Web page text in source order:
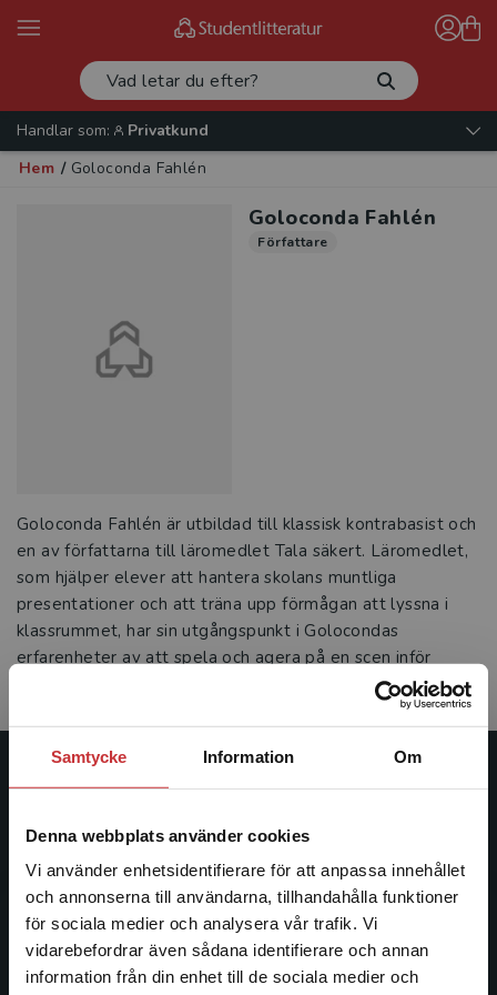
Samtycke Information Om
Denna webbplats använder cookies
Vi använder enhetsidentifierare för att anpassa innehållet
och annonserna till användarna, tillhandahålla funktioner
för sociala medier och analysera vår trafik. Vi
vidarebefordrar även sådana identifierare och annan
information från din enhet till de sociala medier och
Begränsad fraktregion
Handlar som:
Privatkund
Hem / Goloconda Fahlén
Goloconda Fahlén
Författare
Goloconda Fahlén är utbildad till klassisk kontrabasist och
en av författarna till läromedlet Tala säkert. Läromedlet,
som hjälper elever att hantera skolans muntliga
presentationer och att träna upp förmågan att lyssna i
klassrummet, har sin utgångspunkt i Golocondas
erfarenheter av att spela och agera på en scen inför
Studentlitteratur
Studentlitteratur grundades 1963 och är idag Sveriges
ledande utbildningsförlag. Med läromedel, kurslitteratur,
facklitteratur, utbildningar och digitala
informationstjänster i utbudet, finns Studentlitteratur med
längs hela kunskapsresan.